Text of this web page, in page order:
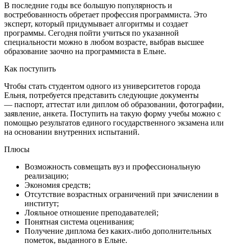
В последние годы все большую популярность и
востребованность обретает профессия программиста. Это
эксперт, который придумывает алгоритмы и создает
программы. Сегодня пойти учиться по указанной
специальности можно в любом возрасте, выбрав высшее
образование заочно на программиста в Ельне.
Как поступить
Чтобы стать студентом одного из университетов города
Ельня, потребуется представить следующие документы
— паспорт, аттестат или диплом об образовании, фотографии,
заявление, анкета. Поступить на такую форму учебы можно с
помощью результатов единого государственного экзамена или
на основании внутренних испытаний.
Плюсы
Возможность совмещать вуз и профессиональную
реализацию;
Экономия средств;
Отсутствие возрастных ограничений при зачислении в
институт;
Лояльное отношение преподавателей;
Понятная система оценивания;
Получение диплома без каких-либо дополнительных
пометок, выданного в Ельне.